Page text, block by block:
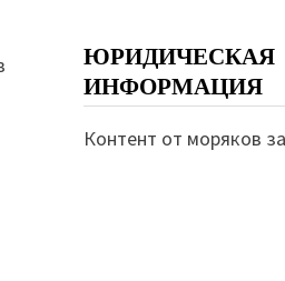
ЮРИДИЧЕСКАЯ
ИНФОРМАЦИЯ
Контент от моряков